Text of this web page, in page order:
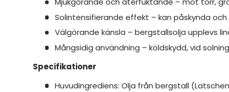
Solintensifierande effekt – kan påskynda
Välgörande känsla – bergstallsolja upplevs
Mångsidig användning – köldskydd, vid
Specifikationer
Huvudingrediens: Olja från bergstall